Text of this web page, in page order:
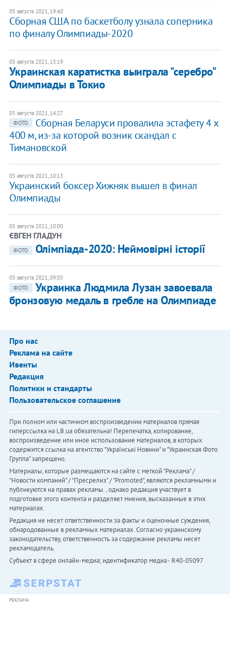
05 августа 2021, 19:40
Сборная США по баскетболу узнала соперника
по финалу Олимпиады-2020
05 августа 2021, 15:19
Украинская каратистка выиграла "серебро"
Олимпиады в Токио
05 августа 2021, 14:27
ФОТО
Сборная Беларуси провалила эстафету 4 x
400 м, из-за которой возник скандал с
Тимановской
05 августа 2021, 10:13
​Украинский боксер Хижняк вышел в финал
Олимпиады
05 августа 2021, 10:00
ЄВГЕН ГЛАДУН
ФОТО Олімпіада-2020: Неймовірні історії
05 августа 2021, 09:05
ФОТО
Украинка Людмила Лузан завоевала
бронзовую медаль в гребле на Олимпиаде
Про нас
Реклама на сайте
Ивенты
Редакция
Политики и стандарты
Пользовательское соглашение
При полном или частичном воспроизведении материалов прямая
гиперссылка на LB.ua обязательна! Перепечатка, копирование,
воспроизведение или иное использование материалов, в которых
содержится ссылка на агентство "Українськi Новини" и "Украинская Фото
Группа" запрещено.
Материалы, которые размещаются на сайте с меткой "Реклама" /
"Новости компаний" / "Пресрелиз" / "Promoted", являются рекламными и
публикуются на правах рекламы. , однако редакция участвует в
подготовке этого контента и разделяет мнения, высказанные в этих
материалах.
Редакция не несет ответственности за факты и оценочные суждения,
обнародованные в рекламных материалах. Согласно украинскому
законодательству, ответственность за содержание рекламы несет
рекламодатель.
Субъект в сфере онлайн-медиа; идентификатор медиа - R40-05097
РЕКЛАМА